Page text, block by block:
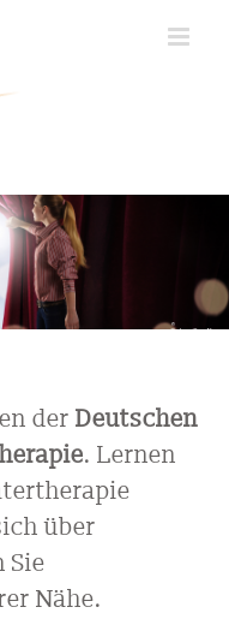
©
iStock.com/SergeyNivens
der Deutschen
. Lernen
über
Sie
Nähe.